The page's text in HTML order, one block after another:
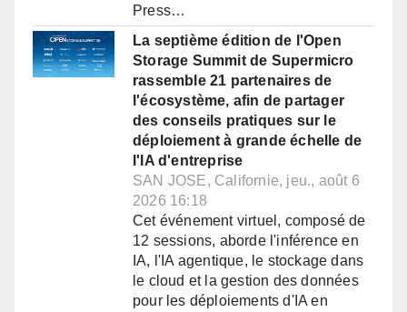
Press…
La septième édition de l'Open
Storage Summit de Supermicro
rassemble 21 partenaires de
l'écosystème, afin de partager
des conseils pratiques sur le
déploiement à grande échelle de
l'IA d'entreprise
SAN JOSE, Californie, jeu., août 6
2026 16:18
Cet événement virtuel, composé de
12 sessions, aborde l'inférence en
IA, l'IA agentique, le stockage dans
le cloud et la gestion des données
pour les déploiements d'IA en